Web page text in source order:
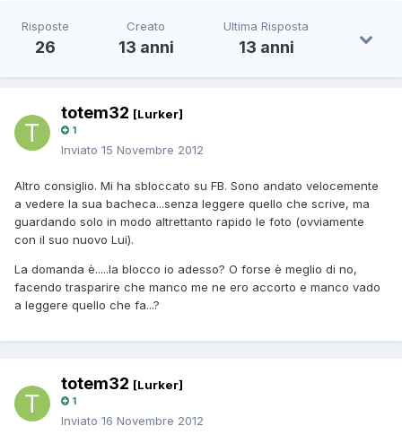
Risposte
26
Creato
13 anni
Ultima Risposta
13 anni
totem32 [Lurker]
1
Inviato 15 Novembre 2012
Altro consiglio. Mi ha sbloccato su FB. Sono andato velocemente
a vedere la sua bacheca...senza leggere quello che scrive, ma
guardando solo in modo altrettanto rapido le foto (ovviamente
con il suo nuovo Lui).
La domanda è.....la blocco io adesso? O forse è meglio di no,
facendo trasparire che manco me ne ero accorto e manco vado
a leggere quello che fa...?
totem32 [Lurker]
1
Inviato 16 Novembre 2012